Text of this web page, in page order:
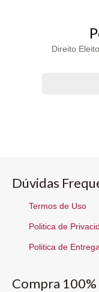
Direito
Dúvidas
Termos de Uso
Politica de
Politica de Entrega
Compra 100%